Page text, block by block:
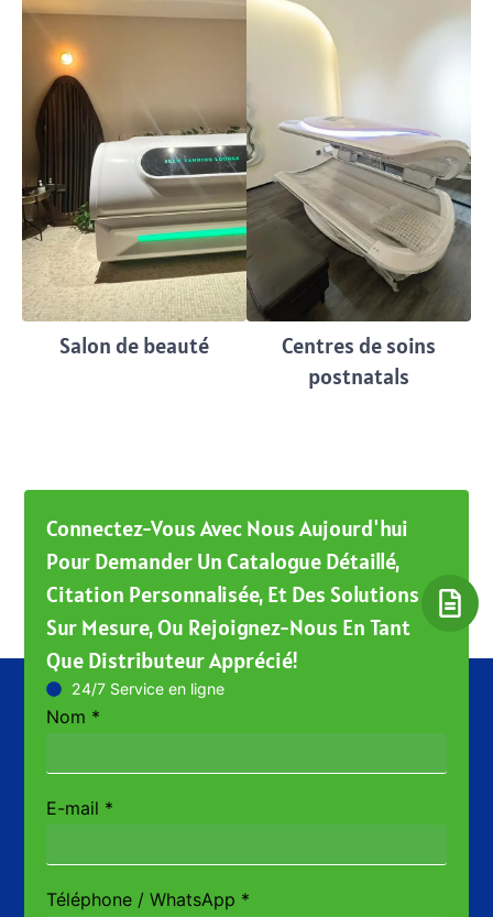
Salon de beauté
Centres de soins
postnatals
Connectez-Vous Avec Nous Aujourd'hui
Pour Demander Un Catalogue Détaillé,
Citation Personnalisée, Et Des Solutions
Sur Mesure, Ou Rejoignez-Nous En Tant
Que Distributeur Apprécié!
24/7 Service en ligne
Nom *
E-mail *
Téléphone / WhatsApp *